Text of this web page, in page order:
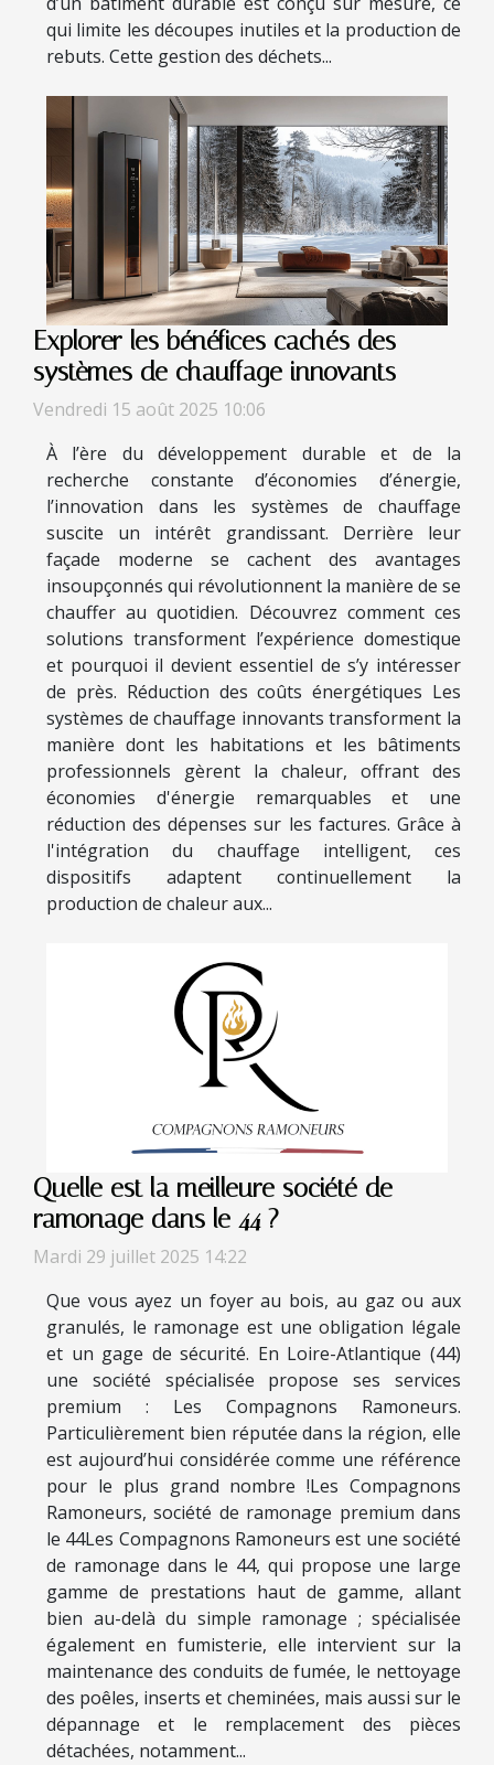
qui limite les découpes inutiles et la production de
rebuts. Cette gestion des déchets...
Explorer les bénéfices cachés des
systèmes de chauffage innovants
Vendredi 15 août 2025 10:06
À l’ère du développement durable et de la
recherche constante d’économies d’énergie,
l’innovation dans les systèmes de chauffage
suscite un intérêt grandissant. Derrière leur
façade moderne se cachent des avantages
insoupçonnés qui révolutionnent la manière de se
chauffer au quotidien. Découvrez comment ces
solutions transforment l’expérience domestique
et pourquoi il devient essentiel de s’y intéresser
de près. Réduction des coûts énergétiques Les
systèmes de chauffage innovants transforment la
manière dont les habitations et les bâtiments
professionnels gèrent la chaleur, offrant des
économies d'énergie remarquables et une
réduction des dépenses sur les factures. Grâce à
l'intégration du chauffage intelligent, ces
dispositifs adaptent continuellement la
production de chaleur aux...
Quelle est la meilleure société de
ramonage dans le 44 ?
Mardi 29 juillet 2025 14:22
Que vous ayez un foyer au bois, au gaz ou aux
granulés, le ramonage est une obligation légale
et un gage de sécurité. En Loire-Atlantique (44)
une société spécialisée propose ses services
premium : Les Compagnons Ramoneurs.
Particulièrement bien réputée dans la région, elle
est aujourd’hui considérée comme une référence
pour le plus grand nombre !Les Compagnons
Ramoneurs, société de ramonage premium dans
le 44Les Compagnons Ramoneurs est une société
de ramonage dans le 44, qui propose une large
gamme de prestations haut de gamme, allant
bien au-delà du simple ramonage ; spécialisée
également en fumisterie, elle intervient sur la
maintenance des conduits de fumée, le nettoyage
des poêles, inserts et cheminées, mais aussi sur le
dépannage et le remplacement des pièces
détachées, notamment...